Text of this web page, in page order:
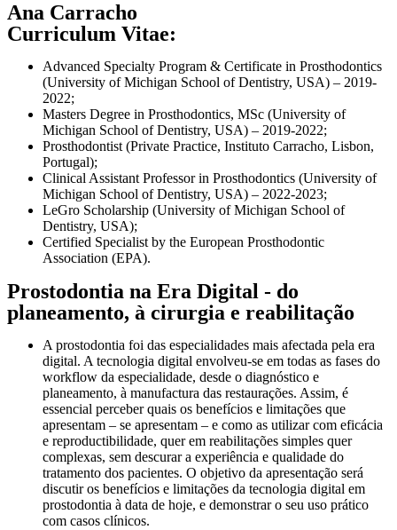
Ana Carracho
Curriculum Vitae:
Advanced Specialty Program & Certificate in Prosthodontics
(University of Michigan School of Dentistry, USA) – 2019-
2022;
Masters Degree in Prosthodontics, MSc (University of
Michigan School of Dentistry, USA) – 2019-2022;
Prosthodontist (Private Practice, Instituto Carracho, Lisbon,
Portugal);
Clinical Assistant Professor in Prosthodontics (University of
Michigan School of Dentistry, USA) – 2022-2023;
LeGro Scholarship (University of Michigan School of
Dentistry, USA);
Certified Specialist by the European Prosthodontic
Association (EPA).
Prostodontia na Era Digital - do
planeamento, à cirurgia e reabilitação
A prostodontia foi das especialidades mais afectada pela era
digital. A tecnologia digital envolveu-se em todas as fases do
workflow da especialidade, desde o diagnóstico e
planeamento, à manufactura das restaurações. Assim, é
essencial perceber quais os benefícios e limitações que
apresentam – se apresentam – e como as utilizar com eficácia
e reproductibilidade, quer em reabilitações simples quer
complexas, sem descurar a experiência e qualidade do
tratamento dos pacientes. O objetivo da apresentação será
discutir os benefícios e limitações da tecnologia digital em
prostodontia à data de hoje, e demonstrar o seu uso prático
com casos clínicos.